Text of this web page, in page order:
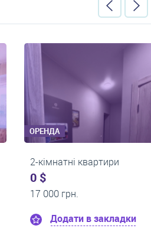
ОРЕНДА
2-кімнатні квартири
0 $
15 000 грн.
Додати в закладки